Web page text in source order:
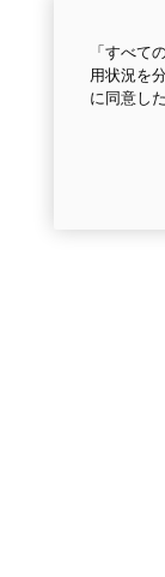
「すべて
用状況を
に同意し